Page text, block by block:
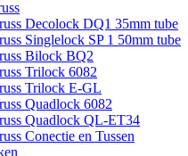
Decolock DQ1 35mm tube
Singlelock SP 1 50mm tube
Bilock BQ2
Trilock 6082
Trilock E-GL
Quadlock 6082
Quadlock QL-ET34
Conectie en Tussen